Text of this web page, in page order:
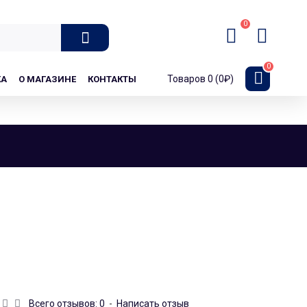
0
О МАГАЗИНЕ КОНТАКТЫ Товаров 0 (0₽)
0
Всего отзывов: 0 - Написать отзыв